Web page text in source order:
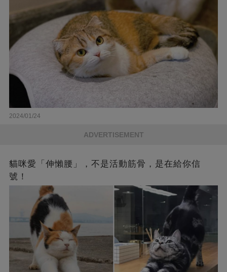
2024/01/24
ADVERTISEMENT
貓咪愛「伸懶腰」，不是活動筋骨，是在給你信
號！